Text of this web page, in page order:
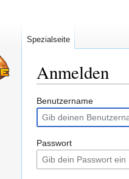
Anmelden
Zur
Navigation
springen
Zur
Suche
springen
Benutzername
Passwort
Spezialseite